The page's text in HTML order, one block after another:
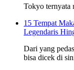
Tokyo ternyata
15 Tempat
Legendaris
Dari yang
bisa dicek di